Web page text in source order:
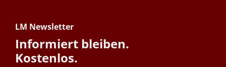
LM Newsletter
Informiert bleiben.
Kostenlos.